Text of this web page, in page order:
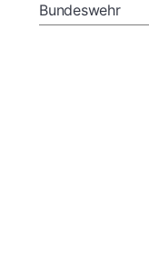
Bundeswehr